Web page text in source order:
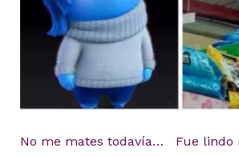
No me mates todavía… Fue lindo